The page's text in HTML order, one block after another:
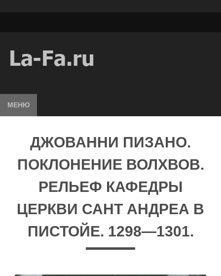
МЕНЮ
ДЖОВАННИ ПИЗАНО.
ПОКЛОНЕНИЕ ВОЛХВОВ.
РЕЛЬЕФ КАФЕДРЫ
ЦЕРКВИ САНТ АНДРЕА В
ПИСТОЙЕ. 1298—1301.